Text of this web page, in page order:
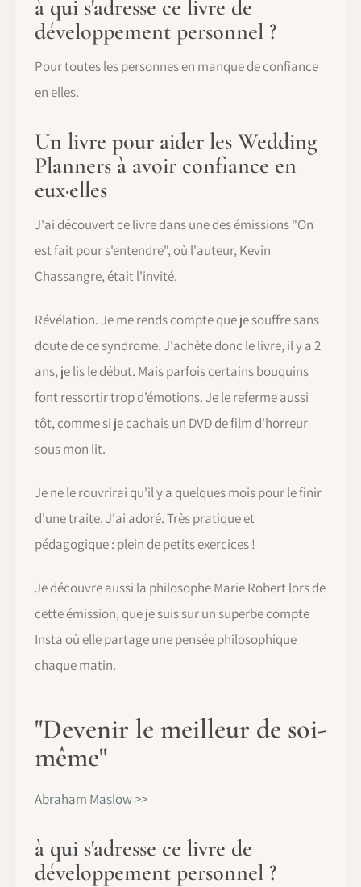
à qui s'adresse ce livre de
développement personnel ?
Pour toutes les personnes en manque de confiance
en elles.
Un livre pour aider les Wedding
Planners à avoir confiance en
eux·elles
J'ai découvert ce livre dans une des émissions "On
est fait pour s'entendre", où l'auteur, Kevin
Chassangre, était l'invité.
Révélation. Je me rends compte que je souffre sans
doute de ce syndrome. J'achète donc le livre, il y a 2
ans, je lis le début. Mais parfois certains bouquins
font ressortir trop d'émotions. Je le referme aussi
tôt, comme si je cachais un DVD de film d'horreur
sous mon lit.
Je ne le rouvrirai qu'il y a quelques mois pour le finir
d'une traite. J'ai adoré. Très pratique et
pédagogique : plein de petits exercices !
Je découvre aussi la philosophe Marie Robert lors de
cette émission, que je suis sur un superbe compte
Insta où elle partage une pensée philosophique
chaque matin.
"Devenir le meilleur de soi-
même"
Abraham Maslow >>
à qui s'adresse ce livre de
développement personnel ?